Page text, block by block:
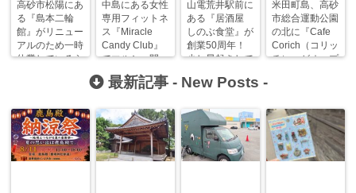
高砂市松陽にあ
る『島本二輪
館』がリニュー
アルのため一時
休業しているら
中島にある女性
専用フィットネ
ス『Miracle
Candy Club』
でマルシェ開
催！無料体験会
も！
山電荒井駅前に
ある『居酒屋
しのぶ食堂』が
創業50周年！
少し早起きして
米田町島、高砂
市総合運動公園
の北に『Cafe
Corich（コリッ
チ）』がオープ
最新記事 - New Posts -